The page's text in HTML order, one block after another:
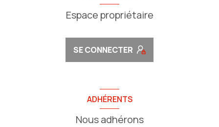
Espace propriétaire
SE CONNECTER
ADHÉRENTS
Nous adhérons